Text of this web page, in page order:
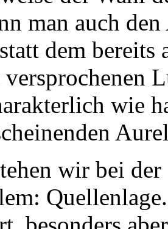
man auch
dem
versprochenen
wie
wir bei